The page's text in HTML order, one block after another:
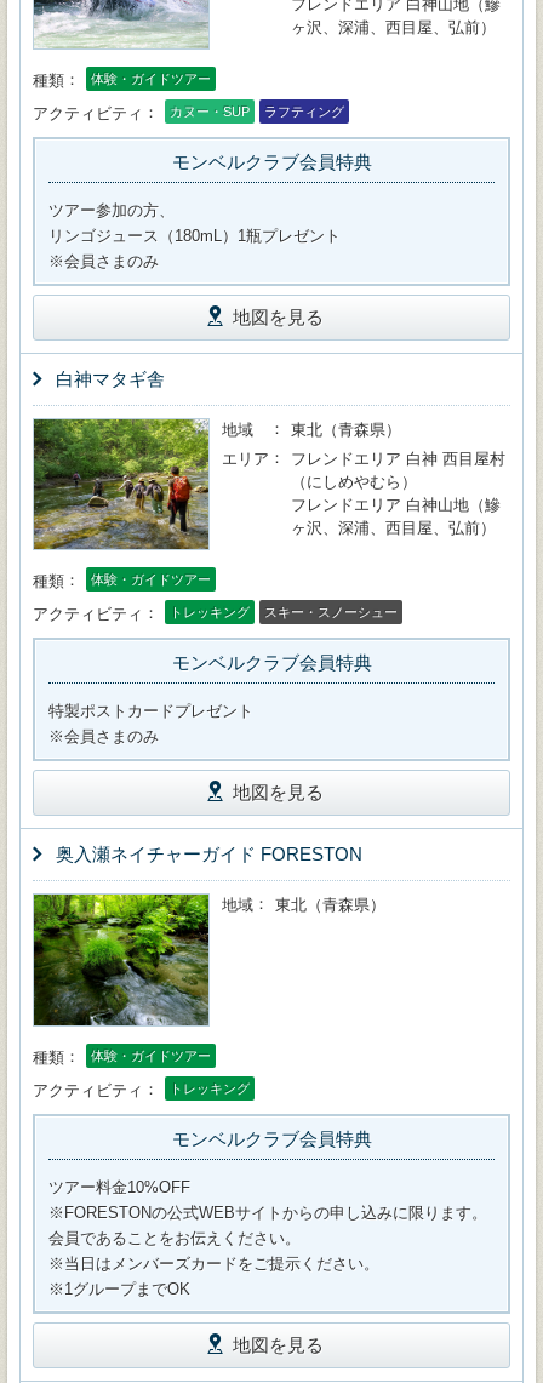
フレンドエリア 白神山地（鰺
ヶ沢、深浦、西目屋、弘前）
種類 体験・ガイドツアー
アクティビティ カヌー・SUP ラフティング
モンベルクラブ会員特典
ツアー参加の方、
リンゴジュース（180mL）1瓶プレゼント
※会員さまのみ
地図を見る
白神マタギ舎
地域
東北（青森県）
エリア
フレンドエリア 白神 西目屋村
（にしめやむら）
フレンドエリア 白神山地（鰺
ヶ沢、深浦、西目屋、弘前）
種類 体験・ガイドツアー
アクティビティ トレッキング スキー・スノーシュー
モンベルクラブ会員特典
特製ポストカードプレゼント
※会員さまのみ
地図を見る
奥入瀬ネイチャーガイド FORESTON
地域 東北（青森県）
種類 体験・ガイドツアー
アクティビティ トレッキング
モンベルクラブ会員特典
ツアー料金10%OFF
※FORESTONの公式WEBサイトからの申し込みに限ります。
会員であることをお伝えください。
※当日はメンバーズカードをご提示ください。
※1グループまでOK
地図を見る